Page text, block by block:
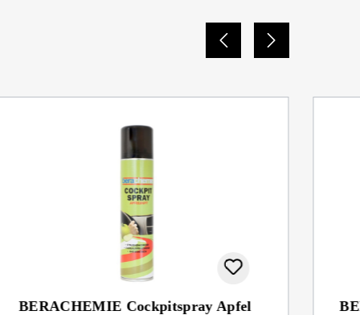
BERACHEMIE Cockpitspray Apfel